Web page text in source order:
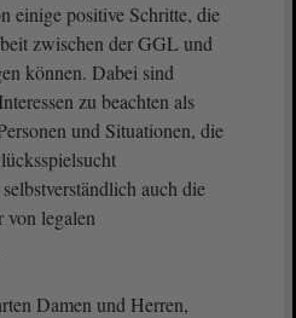
einige positive Schritte, die
zwischen der GGL und
können. Dabei sind
zu beachten als
und Situationen, die
auch die
von legalen
Damen und Herren,